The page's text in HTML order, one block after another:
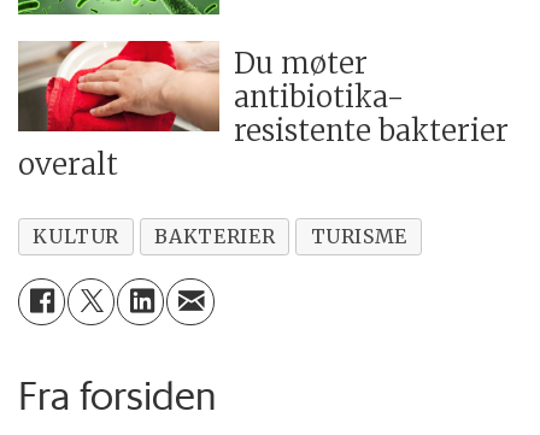
Du møter
antibiotika-
resistente bakterier
overalt
KULTUR BAKTERIER TURISME
Fra forsiden